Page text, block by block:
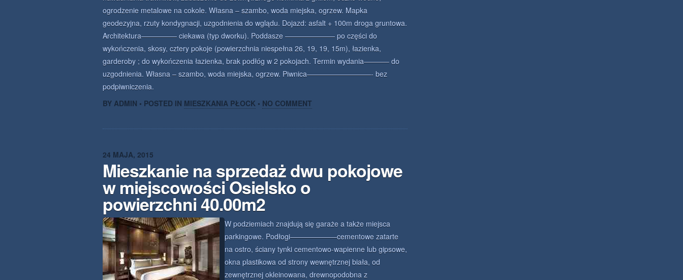
ogrodzenie metalowe na cokole. Własna – szambo, woda miejska, ogrzew. Mapka
geodezyjna, rzuty kondygnacji, uzgodnienia do wglądu. Dojazd: asfalt + 100m droga gruntowa.
Architektura————— ciekawa (typ dworku). Poddasze ——————— po części do
wykończenia, skosy, cztery pokoje (powierzchnia niespełna 26, 19, 19, 15m), łazienka,
garderoby ; do wykończenia łazienka, brak podłóg w 2 pokojach. Termin wydania———– do
uzgodnienia. Własna – szambo, woda miejska, ogrzew. Piwnica—————————- bez
podpiwniczenia.
BY ADMIN • POSTED IN MIESZKANIA PŁOCK • NO COMMENT
24 MAJA, 2015
Mieszkanie na sprzedaż dwu pokojowe
w miejscowości Osielsko o
powierzchni 40.00m2
W podziemiach znajdują się garaże a także miejsca
parkingowe. Podłogi——————–cementowe zatarte
na ostro, ściany tynki cementowo-wapienne lub gipsowe,
okna plastikowa od strony wewnętrznej biała, od
zewnętrznej okleinowana, drewnopodobna z